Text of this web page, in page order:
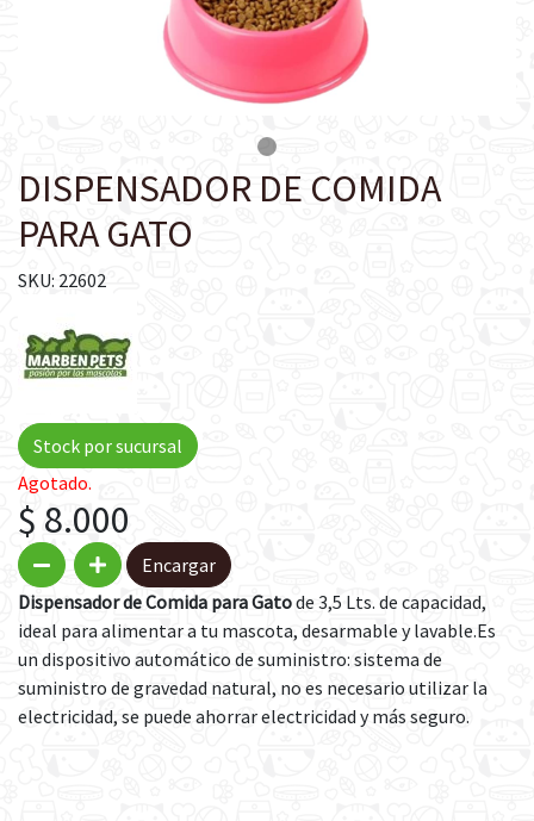
DISPENSADOR DE COMIDA
PARA GATO
SKU: 22602
Stock por sucursal
Agotado.
$ 8.000
Encargar
Dispensador de Comida para Gatode 3,5 Lts. de capacidad,
ideal para alimentar a tu mascota, desarmable y lavable.Es
un dispositivo automático de suministro: sistema de
suministro de gravedad natural, no es necesario utilizar la
electricidad, se puede ahorrar electricidad y más seguro.